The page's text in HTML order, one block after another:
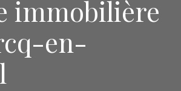
immobilière
en-